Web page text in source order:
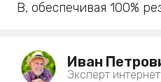
В, обеспечивая 100%
Иван
Эксперт